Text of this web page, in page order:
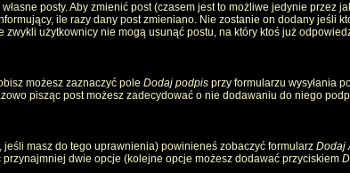
posty. Aby zmienić post (czasem jest to możliwe jedynie przez
ile razy dany post zmieniano. Nie zostanie on dodany jeśli
użytkownicy nie mogą usunąć postu, na który ktoś już
możesz zaznaczyć pole Dodaj podpis przy formularzu wysyłania
pisząc post możesz zadecydować o nie dodawaniu do niego
masz do tego uprawnienia) powinieneś zobaczyć formularz Dodaj
dwie opcje (kolejne opcje możesz dodawać przyciskiem